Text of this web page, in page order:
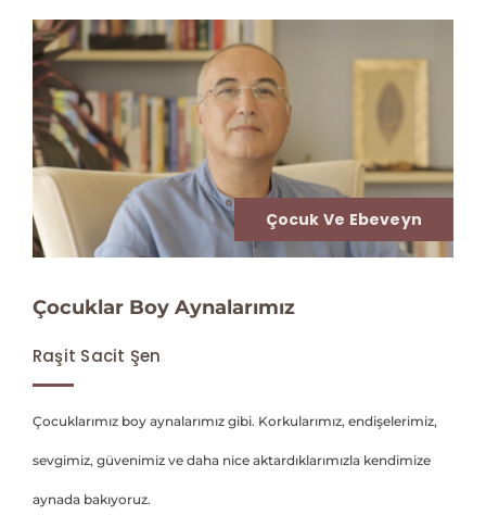
Çocuk Ve Ebeveyn
Çocuklar Boy Aynalarımız
Raşit Sacit Şen
Çocuklarımız boy aynalarımız gibi. Korkularımız, endişelerimiz,
sevgimiz, güvenimiz ve daha nice aktardıklarımızla kendimize
aynada bakıyoruz.